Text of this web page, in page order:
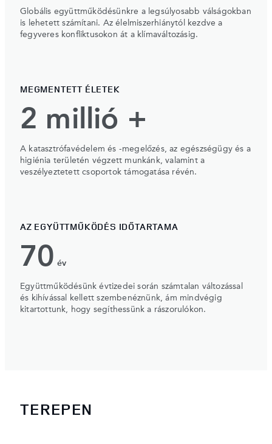
Globális együttműködésünkre a legsúlyosabb válságokban
is lehetett számítani. Az élelmiszerhiánytól kezdve a
fegyveres konfliktusokon át a klímaváltozásig.
MEGMENTETT ÉLETEK
2 millió +
A katasztrófavédelem és -megelőzés, az egészségügy és a
higiénia területén végzett munkánk, valamint a
veszélyeztetett csoportok támogatása révén.
AZ EGYÜTTMŰKÖDÉS IDŐTARTAMA
70 év
Együttműködésünk évtizedei során számtalan változással
és kihívással kellett szembenéznünk, ám mindvégig
kitartottunk, hogy segíthessünk a rászorulókon.
TEREPEN